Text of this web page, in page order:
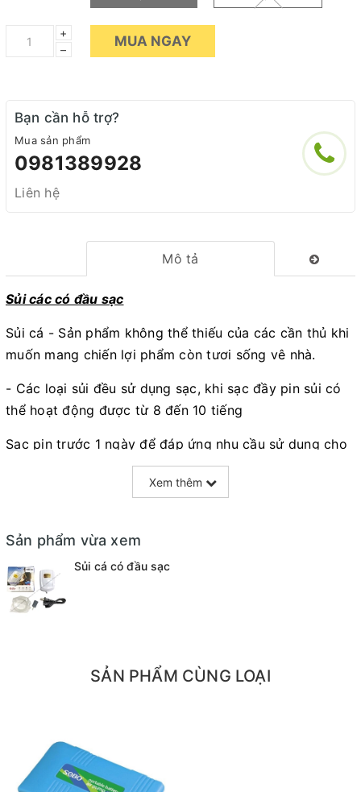
+
–
MUA NGAY
Bạn cần hỗ trợ?
Mua sản phẩm
0981389928
Liên hệ
Mô tả
Sủi các có đầu sạc
Sủi cá - Sản phẩm không thể thiếu của các cần thủ khi
muốn mang chiến lợi phẩm còn tươi sống vê nhà.
- Các loại sủi đều sử dụng sạc, khi sạc đầy pin sủi có
thể hoạt động được từ 8 đến 10 tiếng
Sạc pin trước 1 ngày để đáp ứng nhu cầu sử dụng cho
- Sủi chạy êm ái, không gây nhiều tiếng ồn
- Công suất cao
- Tiêu thụ ít điện năng
- Vòi oxy bao gồm dây nối + cục sủi
( Máy sủi + 2 dây sủi + 2 cục sủi + 1 dây sạc )
Xem thêm
Sản phẩm vừa xem
Sủi cá có đầu sạc
SẢN PHẨM CÙNG LOẠI